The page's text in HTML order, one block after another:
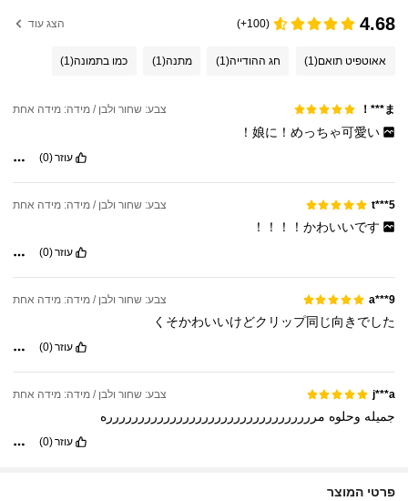
4.68
(100+) הצג עוד
אאוטפיט תואם(1) חג ההודייה(1) מתנה(1) כמו בתמונה(1)
ま***！ צבע: שחור ולבן / מידה: מידה אחת
娘に！めっちゃ可愛い！
עוזר(0)
t***5 צבע: שחור ולבן / מידה: מידה אחת
かわいいです！！！！
עוזר(0)
a***9 צבע: שחור ולבן / מידה: מידה אחת
くそかわいいけどクリップ同じ向きでした
עוזר(0)
j***a צבע: שחור ולבן / מידה: מידה אחת
جميله وحلوه مررررررررررررررررررررررررررررررررره
עוזר(0)
פרטי המוצר